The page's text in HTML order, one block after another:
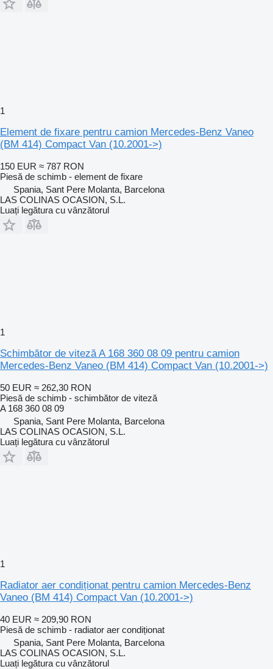
1
Element de fixare pentru camion Mercedes-Benz Vaneo
(BM 414) Compact Van (10.2001->)
150 EUR ≈ 787 RON
Piesă de schimb - element de fixare
Spania, Sant Pere Molanta, Barcelona
LAS COLINAS OCASION, S.L.
Luați legătura cu vânzătorul
1
Schimbător de viteză A 168 360 08 09 pentru camion
Mercedes-Benz Vaneo (BM 414) Compact Van (10.2001->)
50 EUR ≈ 262,30 RON
Piesă de schimb - schimbător de viteză
A 168 360 08 09
Spania, Sant Pere Molanta, Barcelona
LAS COLINAS OCASION, S.L.
Luați legătura cu vânzătorul
1
Radiator aer condiționat pentru camion Mercedes-Benz
Vaneo (BM 414) Compact Van (10.2001->)
40 EUR ≈ 209,90 RON
Piesă de schimb - radiator aer condiționat
Spania, Sant Pere Molanta, Barcelona
LAS COLINAS OCASION, S.L.
Luați legătura cu vânzătorul